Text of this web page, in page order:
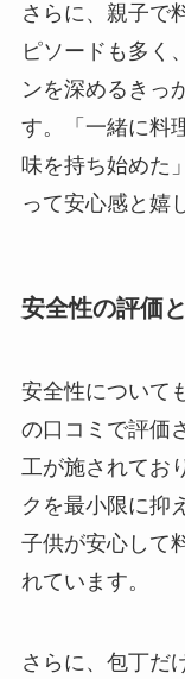
さらに、親子で
ピソードも多く
ンを深めるきっ
す。「一緒に料
味を持ち始めた
って安心感と嬉
安全性の評価
安全性について
の口コミで評価
工が施されてお
クを最小限に抑
子供が安心して
れています。
さらに、包丁だ